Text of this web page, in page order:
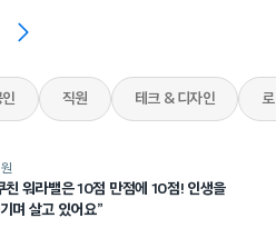
직원 테크 & 디자인
친 워라밸은 10점 만점에 10점! 인생을
며 살고 있어요”